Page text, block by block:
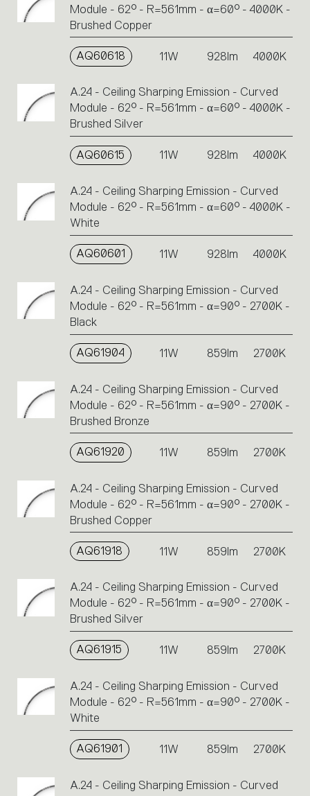
Module - 62° - R=561mm - α=60° - 4000K -
Brushed Copper
AQ60618 11W 928lm 4000K
A.24 - Ceiling Sharping Emission - Curved
Module - 62° - R=561mm - α=60° - 4000K -
Brushed Silver
AQ60615 11W 928lm 4000K
A.24 - Ceiling Sharping Emission - Curved
Module - 62° - R=561mm - α=60° - 4000K -
White
AQ60601 11W 928lm 4000K
A.24 - Ceiling Sharping Emission - Curved
Module - 62° - R=561mm - α=90° - 2700K -
Black
AQ61904 11W 859lm 2700K
A.24 - Ceiling Sharping Emission - Curved
Module - 62° - R=561mm - α=90° - 2700K -
Brushed Bronze
AQ61920 11W 859lm 2700K
A.24 - Ceiling Sharping Emission - Curved
Module - 62° - R=561mm - α=90° - 2700K -
Brushed Copper
AQ61918 11W 859lm 2700K
A.24 - Ceiling Sharping Emission - Curved
Module - 62° - R=561mm - α=90° - 2700K -
Brushed Silver
AQ61915 11W 859lm 2700K
A.24 - Ceiling Sharping Emission - Curved
Module - 62° - R=561mm - α=90° - 2700K -
White
AQ61901 11W 859lm 2700K
A.24 - Ceiling Sharping Emission - Curved